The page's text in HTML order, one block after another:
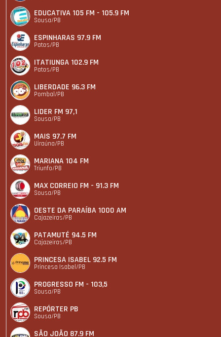
EDUCATIVA 105 FM - 105.9 FM
Sousa/PB
ESPINHARAS 97.9 FM
Patos/PB
ITATIUNGA 102.9 FM
Patos/PB
LIBERDADE 96.3 FM
Pombal/PB
LIDER FM 97,1
Sousa/PB
MAIS 97.7 FM
Uiraúna/PB
MARIANA 104 FM
Triunfo/PB
MAX CORREIO FM - 91.3 FM
Sousa/PB
OESTE DA PARAÍBA 1000 AM
Cajazeiras/PB
PATAMUTÉ 94.5 FM
Cajazeiras/PB
PRINCESA ISABEL 92.5 FM
Princesa Isabel/PB
PROGRESSO FM - 103,5
Sousa/PB
REPÓRTER PB
Sousa/PB
SÃO JOÃO 87.9 FM